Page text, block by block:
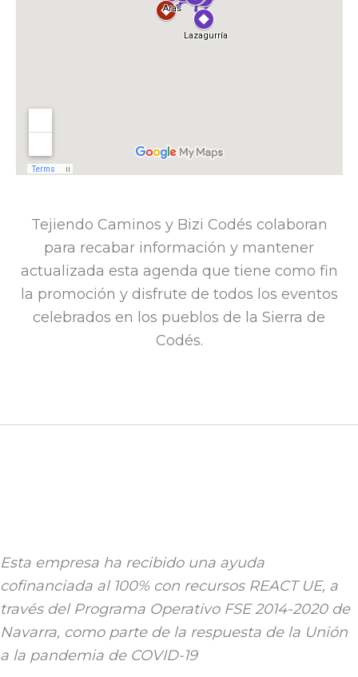
Tejiendo Caminos y Bizi Codés colaboran
para recabar información y mantener
actualizada esta agenda que tiene como fin
la promoción y disfrute de todos los eventos
celebrados en los pueblos de la Sierra de
Codés.​
Esta empresa ha recibido una ayuda
cofinanciada al 100% con recursos REACT UE, a
través del Programa Operativo FSE 2014-2020 de
Navarra, como parte de la respuesta de la Unión
a la pandemia de COVID-19